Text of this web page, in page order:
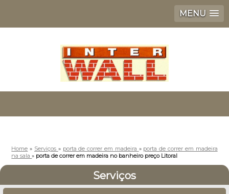
MENU
Home » Serviços » porta de correr em madeira » porta de correr em madeira
na sala» porta de correr em madeira no banheiro preço Litoral
Serviços